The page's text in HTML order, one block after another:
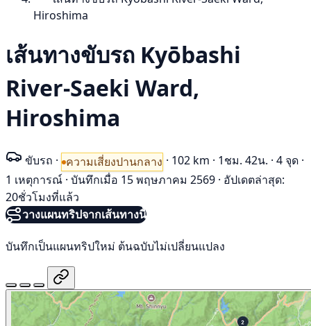
Hiroshima
เส้นทางขับรถ Kyōbashi
River-Saeki Ward,
Hiroshima
ขับรถ · ความเสี่ยงปานกลาง · 102 km · 1ชม. 42น. · 4 จุด ·
1 เหตุการณ์ · บันทึกเมื่อ 15 พฤษภาคม 2569 · อัปเดตล่าสุด:
20ชั่วโมงที่แล้ว
วางแผนทริปจากเส้นทางนี้
บันทึกเป็นแผนทริปใหม่ ต้นฉบับไม่เปลี่ยนแปลง